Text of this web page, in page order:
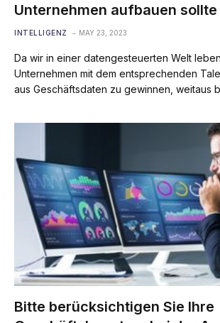
Unternehmen aufbauen sollte
INTELLIGENZ MAY 23, 2023
Da wir in einer datengesteuerten Welt
Unternehmen mit dem entsprechenden
aus Geschäftsdaten zu gewinnen, weitaus
Bitte berücksichtigen Sie Ihre